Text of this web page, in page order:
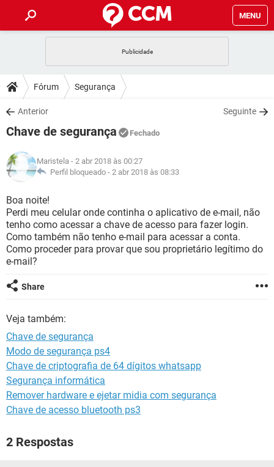
MENU
CELULAR
OUTLOOK
INSTAGRAM GMAIL
GUIA DE COMPRAS
DICAS
JOGOS
INSTAGRAM
GUIA DE COMPRAS
DOWNLOADS
JOGOS WHATSAPP
CELULAR
OUTLOOK EXCEL
INSTAGRAM
GUIA DE COMPRAS
JOGOS
CELULAR
OUTLOOK
INSTAGRAM GMAIL
GUIA DE COMPRAS
GLOSSÁRIO
CELULAR FACEBOOK
OUTLOOK EXCEL
INSTAGRAM GMAIL
GUIA DE COMPRAS
Fórum Segurança
Anterior Seguinte
Chave de segurança Fechado
Maristela - 2 abr 2018 às 00:27
Perfil bloqueado - 2 abr 2018 às 08:33
Boa noite!
Perdi meu celular onde continha o aplicativo de e-mail, não
tenho como acessar a chave de acesso para fazer login.
Como também não tenho e-mail para acessar a conta.
Como proceder para provar que sou proprietário legítimo do
e-mail?
Share
Veja também:
Chave de segurança
Modo de segurança ps4
Chave de criptografia de 64 dígitos whatsapp
Segurança informática
Remover hardware e ejetar midia com segurança
Chave de acesso bluetooth ps3
2 Respostas